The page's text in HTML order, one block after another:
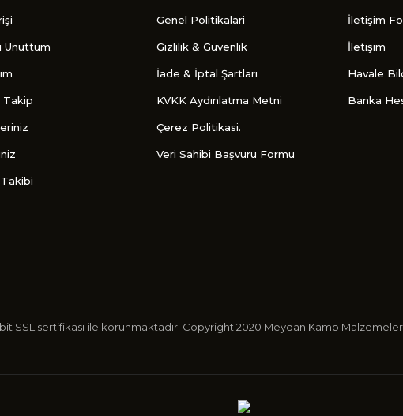
Unuttum
Takip
Genel Politikalari
Gizlilik & Güvenlik
İade & İptal Şartları
KVKK Aydınlatma Metni
Çerez Politikasi.
Veri Sahibi Başvuru Formu
İletişim
İletişim
Havale
Banka
SSL sertifikası ile korunmaktadır. Copyright 2020 Meydan Kamp